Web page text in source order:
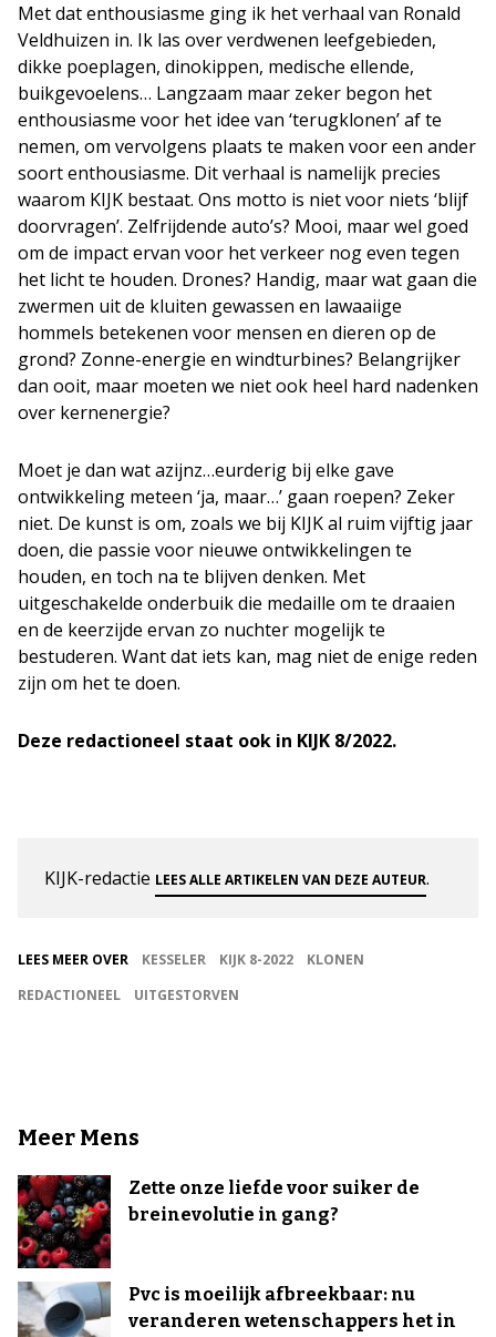
Met dat enthousiasme ging ik het verhaal van Ronald
Veldhuizen in. Ik las over verdwenen leefgebieden,
dikke poeplagen, dinokippen, medische ellende,
buikgevoelens… Langzaam maar zeker begon het
enthousiasme voor het idee van ‘terugklonen’ af te
nemen, om vervolgens plaats te maken voor een ander
soort enthousiasme. Dit verhaal is namelijk precies
waarom KIJK bestaat. Ons motto is niet voor niets ‘blijf
doorvragen’. Zelfrijdende auto’s? Mooi, maar wel goed
om de impact ervan voor het verkeer nog even tegen
het licht te houden. Drones? Handig, maar wat gaan die
zwermen uit de kluiten gewassen en lawaaiige
hommels betekenen voor mensen en dieren op de
grond? Zonne-energie en windturbines? Belangrijker
dan ooit, maar moeten we niet ook heel hard nadenken
over kernenergie?
Moet je dan wat azijnz…eurderig bij elke gave
ontwikkeling meteen ‘ja, maar…’ gaan roepen? Zeker
niet. De kunst is om, zoals we bij KIJK al ruim vijftig jaar
doen, die passie voor nieuwe ontwikkelingen te
houden, en toch na te blijven denken. Met
uitgeschakelde onderbuik die medaille om te draaien
en de keerzijde ervan zo nuchter mogelijk te
bestuderen. Want dat iets kan, mag niet de enige reden
zijn om het te doen.
Deze redactioneel staat ook in KIJK 8/2022.
KIJK-redactie LEES ALLE ARTIKELEN VAN DEZE AUTEUR.
LEES MEER OVER KESSELER KIJK 8-2022
KLONEN
REDACTIONEEL
UITGESTORVEN
Meer Mens
Zette onze liefde voor suiker de
breinevolutie in gang?
Pvc is moeilijk afbreekbaar: nu
veranderen wetenschappers het in